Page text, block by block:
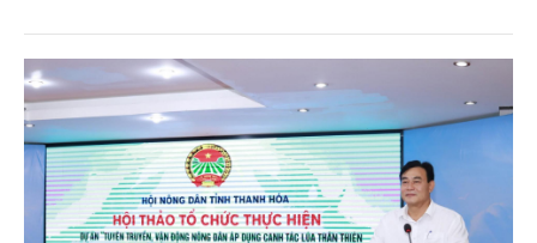
sắc bởi các tiến bộ công nghệ và cam kết bền vững
toàn cầu, đặc biệt là mục tiêu đưa phát thải ròng
bằng 0 (Net-Zero) vào năm 2050.